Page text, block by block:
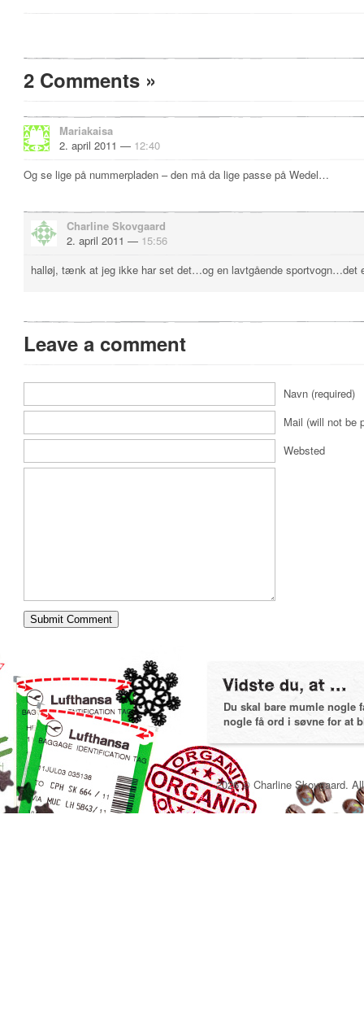
2 Comments »
Mariakaisa
2. april 2011 — 12:40
Og se lige på nummerpladen – den må da lige passe på Wedel…
Charline Skovgaard
2. april 2011 — 15:56
halløj, tænk at jeg ikke har set det…og en lavtgående sportvogn…det
Leave a comment
Navn (required)
Mail (will not be
Websted
Du skal bare mumle nogle
nogle få ord i søvne for at
2026 © Charline Skovgaard.